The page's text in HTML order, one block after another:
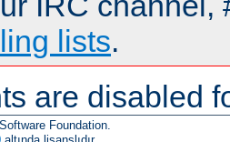
lists.
are disabled
Foundation.